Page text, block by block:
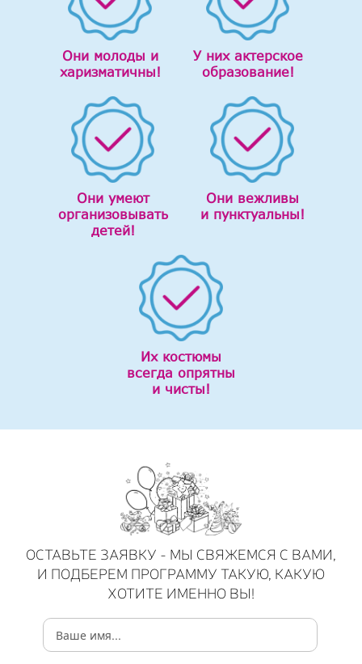
Они молоды и
харизматичны!
У них актерское
образование!
Они умеют
организовывать
детей!
Они вежливы
и пунктуальны!
Их костюмы
всегда опрятны
и чисты!
ОСТАВЬТЕ ЗАЯВКУ - МЫ СВЯЖЕМСЯ С ВАМИ,
И ПОДБЕРЕМ ПРОГРАММУ ТАКУЮ, КАКУЮ
ХОТИТЕ ИМЕННО ВЫ!